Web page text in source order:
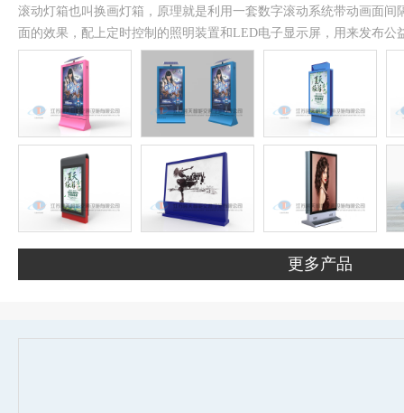
滚动灯箱也叫换画灯箱，原理就是利用一套数字滚动系统带动画面间
面的效果，配上定时控制的照明装置和LED电子显示屏，用来发布公
更多产品